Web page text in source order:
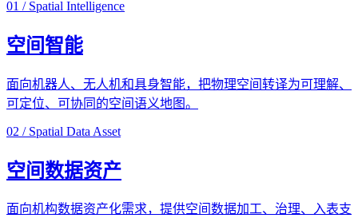
01 / Spatial Intelligence
空间智能
面向机器人、无人机和具身智能，把物理空间转译为可理解、
可定位、可协同的空间语义地图。
02 / Spatial Data Asset
空间数据资产
面向机构数据资产化需求，提供空间数据加工、治理、入表支